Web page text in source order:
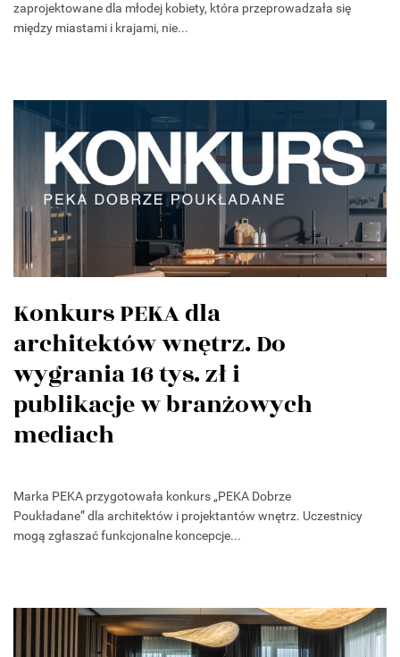
zaprojektowane dla młodej kobiety, która przeprowadzała się
między miastami i krajami, nie...
Konkurs PEKA dla
architektów wnętrz. Do
wygrania 16 tys. zł i
publikacje w branżowych
mediach
Marka PEKA przygotowała konkurs „PEKA Dobrze
Poukładane” dla architektów i projektantów wnętrz. Uczestnicy
mogą zgłaszać funkcjonalne koncepcje...